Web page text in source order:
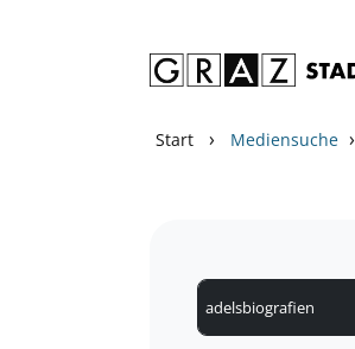
Start › Mediensuche ›